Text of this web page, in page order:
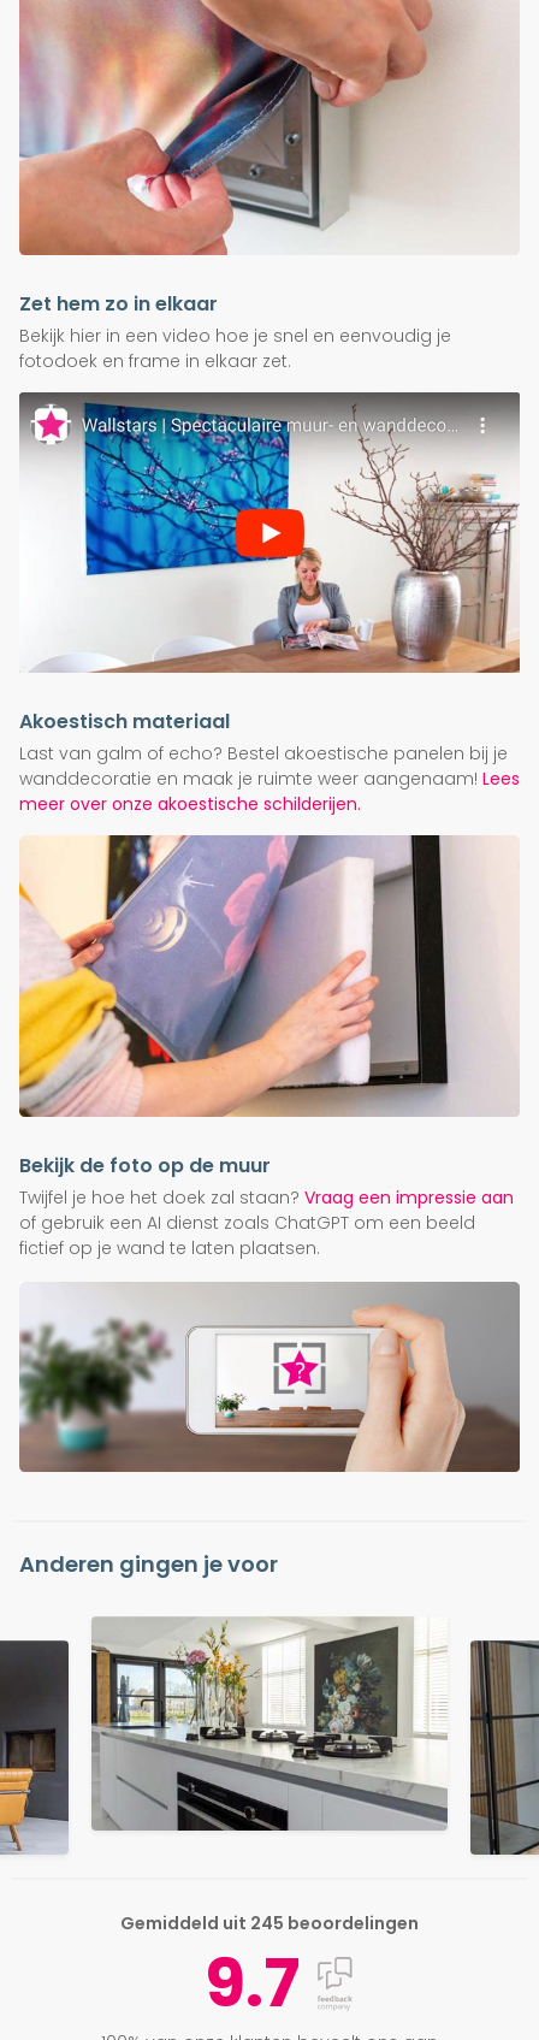
Zet hem zo in elkaar
Bekijk hier in een video hoe je snel en eenvoudig je
fotodoek en frame in elkaar zet.
Akoestisch materiaal
Last van galm of echo? Bestel akoestische panelen bij je
wanddecoratie en maak je ruimte weer aangenaam! Lees
meer over onze akoestische schilderijen.
Bekijk de foto op de muur
Twijfel je hoe het doek zal staan? Vraag een impressie aan
of gebruik een AI dienst zoals ChatGPT om een beeld
fictief op je wand te laten plaatsen.
Anderen gingen je voor
Gemiddeld uit 245 beoordelingen
9.7